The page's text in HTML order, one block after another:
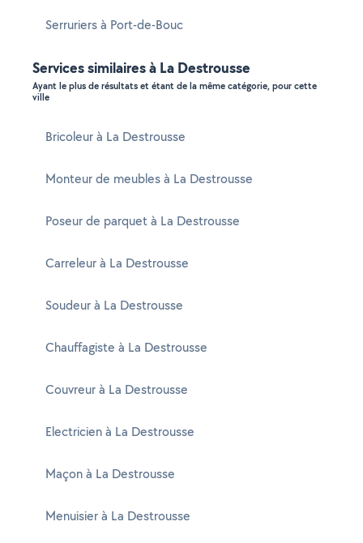
Serruriers à Port-de-Bouc
Services similaires à La Destrousse
Ayant le plus de résultats et étant de la même catégorie, pour cette
ville
Bricoleur à La Destrousse
Monteur de meubles à La Destrousse
Poseur de parquet à La Destrousse
Carreleur à La Destrousse
Soudeur à La Destrousse
Chauffagiste à La Destrousse
Couvreur à La Destrousse
Electricien à La Destrousse
Maçon à La Destrousse
Menuisier à La Destrousse